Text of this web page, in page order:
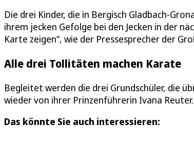
Die drei Kinder, die in Bergisch Gladbach-
ihrem jecken Gefolge bei den Jecken in der
Karte zeigen“, wie der Pressesprecher der
Alle drei Tollitäten machen Karate
Begleitet werden die drei Grundschüler, die
wieder von ihrer Prinzenführerin Ivana Reuter.
Das könnte Sie auch interessieren: